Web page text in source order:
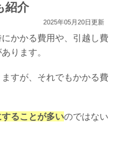
紹介
2025年05月20日更新
かかる費用や、引越し費
ります。
すが、それでもかかる費
ることが多いのではない